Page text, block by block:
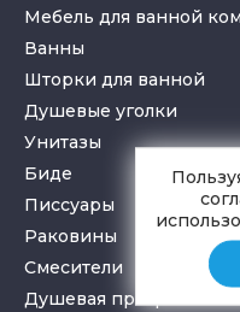
Мебель для ванной
Ванны
Шторки для ванной
Душевые уголки
Унитазы
Биде
Писсуары
Раковины
Смесители
Душевая программа